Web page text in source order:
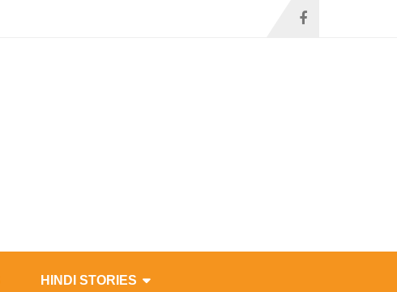
HINDI STORIES